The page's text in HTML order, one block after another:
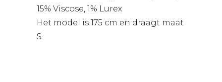
15% Viscose, 1% Lurex
Het model is 175 cm en draagt maat
S.